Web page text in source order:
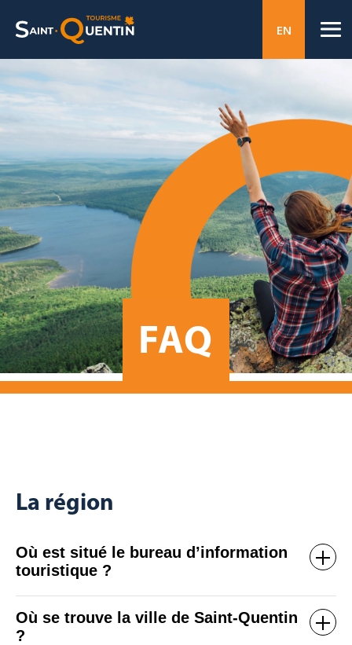
EN
FAQ
La région
Où est situé le bureau d’information
touristique ?
Où se trouve la ville de Saint-Quentin
?